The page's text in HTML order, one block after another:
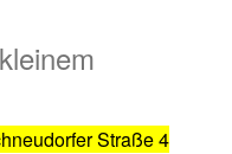
Straße 4